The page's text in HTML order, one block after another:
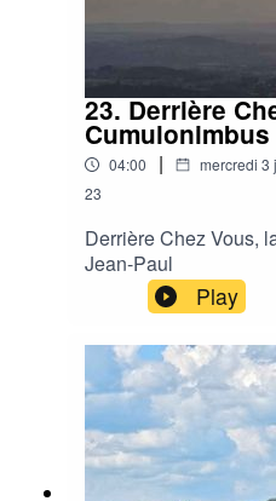
23. Derrière
Cumulonimbus
04:00 | mercredi 3
23
Derrière Chez Vous,
Jean-Paul
Play